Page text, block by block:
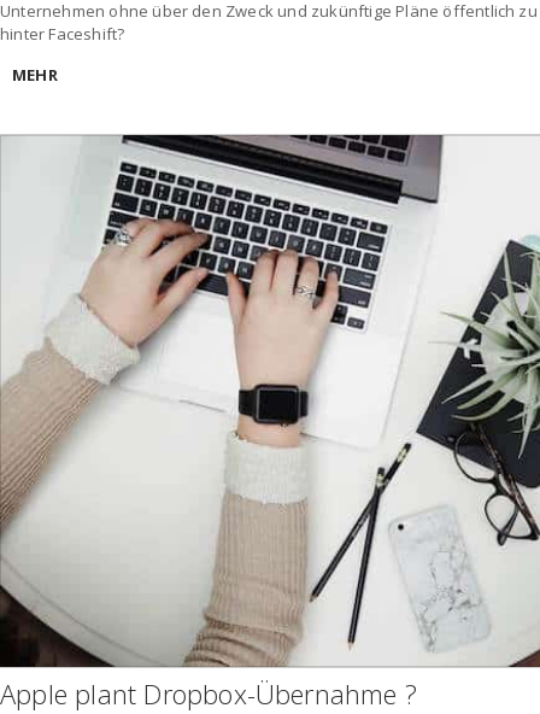
Unternehmen ohne über den Zweck und zukünftige Pläne öffentlich
hinter Faceshift?
MEHR
Apple plant Dropbox-Übernahme ?